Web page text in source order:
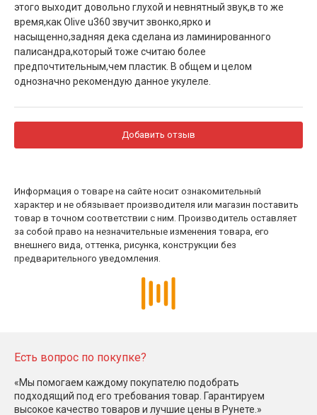
этого выходит довольно глухой и невнятный звук,в то же
время,как Olive u360 звучит звонко,ярко и
насыщенно,задняя дека сделана из ламинированного
палисандра,который тоже считаю более
предпочтительным,чем пластик. В общем и целом
однозначно рекомендую данное укулеле.
Добавить отзыв
Информация о товаре на сайте носит ознакомительный
характер и не обязывает производителя или магазин поставить
товар в точном соответствии с ним. Производитель оставляет
за собой право на незначительные изменения товара, его
внешнего вида, оттенка, рисунка, конструкции без
предварительного уведомления.
Есть вопрос по покупке?
«Мы помогаем каждому покупателю подобрать
подходящий под его требования товар. Гарантируем
высокое качество товаров и лучшие цены в Рунете.»